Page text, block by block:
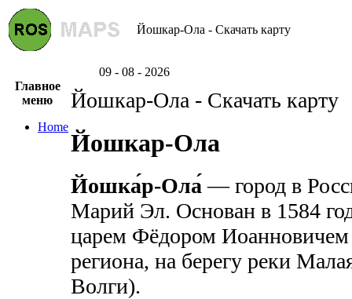
Йошкар-Ола - Скачать карту
09 - 08 - 2026
Главное
меню
Home
Йошкар-Ола - Скачать карту
Йошкар-Ола
Йошка́р-Ола́ — город в
Марий Эл. Основан в 1584
царем Фёдором Иоанновичем
региона, на берегу реки
Волги).